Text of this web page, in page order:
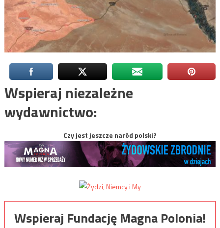
Wspieraj niezależne
wydawnictwo:
Czy jest jeszcze naród polski?
Wspieraj Fundację Magna Polonia!